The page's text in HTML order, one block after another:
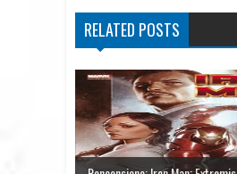
RELATED POSTS